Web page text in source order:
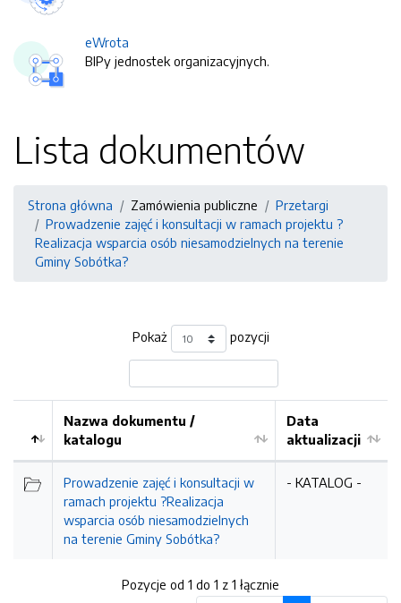
eWrota
BIPy jednostek organizacyjnych.
Lista dokumentów
Strona główna Zamówienia publiczne
Przetargi
Prowadzenie zajęć i konsultacji w ramach projektu ?
Realizacja wsparcia osób niesamodzielnych na terenie
Gminy Sobótka?
Pokaż pozycji
Nazwa dokumentu /
katalogu
Data
aktualizacji
Prowadzenie zajęć i konsultacji w
ramach projektu ?Realizacja
wsparcia osób niesamodzielnych
na terenie Gminy Sobótka?
- KATALOG -
Pozycje od 1 do 1 z 1 łącznie